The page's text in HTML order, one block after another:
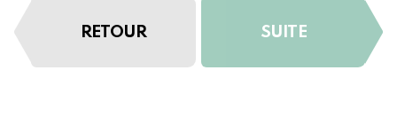
RETOUR SUITE